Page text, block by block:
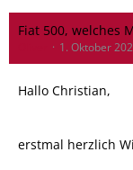
Fiat 500, welches
1. Oktober
Hallo Christian,
erstmal herzlich